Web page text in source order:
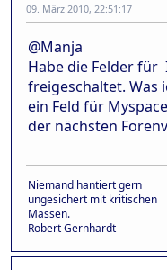
09. März 2010, 22:51:17
@Manja
Habe die Felder für
freigeschaltet. Was
ein Feld für
der nächsten
Niemand hantiert gern
ungesichert mit kritischen
Massen.
Robert Gernhardt